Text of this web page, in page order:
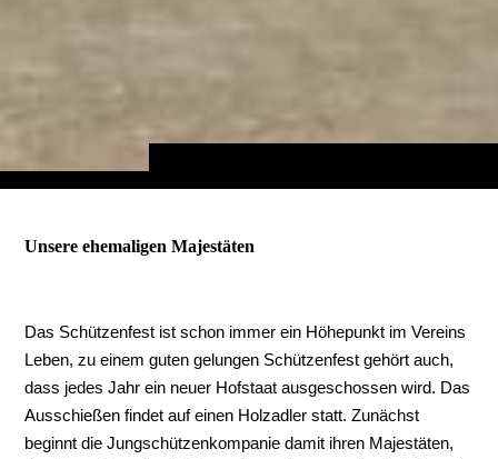
Unsere ehemaligen Majestäten
Das Schützenfest ist schon immer ein Höhepunkt im Vereins
Leben, zu einem guten gelungen Schützenfest gehört auch,
dass jedes Jahr ein neuer Hofstaat ausgeschossen wird. Das
Ausschießen findet auf einen Holzadler statt. Zunächst
beginnt die Jungschützenkompanie damit ihren Majestäten,